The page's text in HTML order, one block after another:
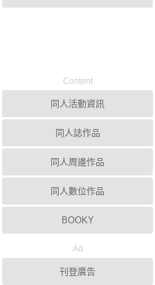
Content
同人活動資訊
同人誌作品
同人周邊作品
同人數位作品
BOOKY
Ad
刊登廣告